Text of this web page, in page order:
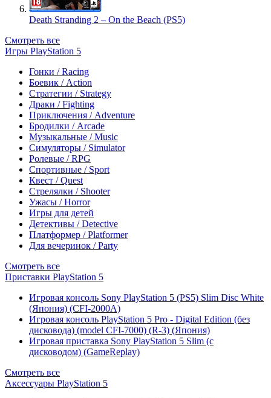
Death Stranding 2 – On the Beach (PS5)
Смотреть все
Игры PlayStation 5
Гонки / Racing
Боевик / Action
Стратегии / Strategy
Драки / Fighting
Приключения / Adventure
Бродилки / Arcade
Музыкальные / Music
Симуляторы / Simulator
Ролевые / RPG
Спортивные / Sport
Квест / Quest
Стрелялки / Shooter
Ужасы / Horror
Игры для детей
Детективы / Detective
Платформер / Platformer
Для вечеринок / Party
Смотреть все
Приставки PlayStation 5
Игровая консоль Sony PlayStation 5 (PS5) Slim Disc White
(Япония) (CFI-2000A)
Игровая консоль PlayStation 5 Pro - Digital Edition (без
дисковода) (model CFI-7000) (R-3) (Япония)
Игровая приставка Sony PlayStation 5 Slim (с
дисководом) (GameReplay)
Смотреть все
Аксессуары PlayStation 5